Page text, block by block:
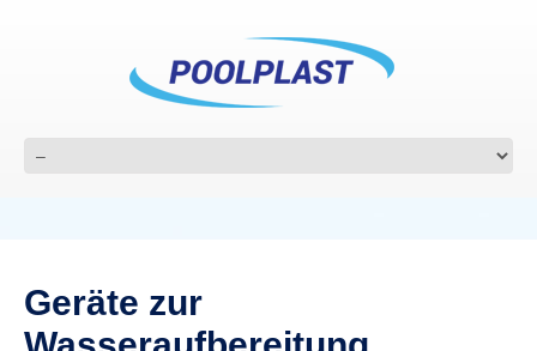
Geräte zur